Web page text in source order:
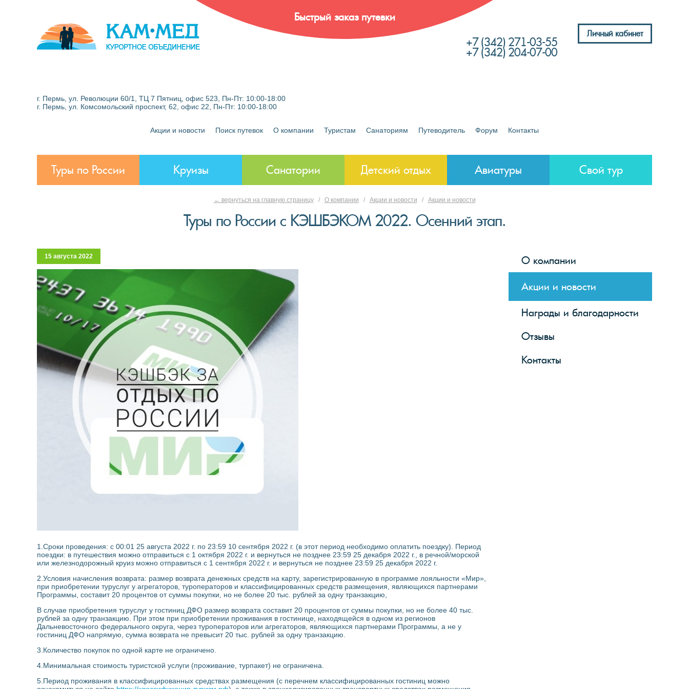
Быстрый заказ путевки
Личный кабинет
+7 (342) 271-03-55
+7 (342) 204-07-00
г. Пермь, ул. Революции 60/1, ТЦ 7 Пятниц, офис 523, Пн-Пт: 10:00-18:00
г. Пермь, ул. Комсомольский проспект, 62, офис 22, Пн-Пт: 10:00-18:00
Акции и новости Поиск путевок О компании Туристам Санаториям Путеводитель Форум Контакты
Туры по России Круизы Санатории Детский отдых Авиатуры Свой тур
← вернуться на главную страницу/ О компании / Акции и новости / Акции и новости
Туры по России с КЭШБЭКОМ 2022. Осенний этап.
О компании
Акции и новости
Награды и благодарности
Отзывы
Контакты
15 августа 2022
1.Сроки проведения: с 00:01 25 августа 2022 г. по 23:59 10 сентября 2022 г. (в этот период необходимо оплатить поездку). Период
поездки: в путешествия можно отправиться с 1 октября 2022 г. и вернуться не позднее 23:59 25 декабря 2022 г., в речной/морской
или железнодорожный круиз можно отправиться с 1 сентября 2022 г. и вернуться не позднее 23:59 25 декабря 2022 г.
2.Условия начисления возврата: размер возврата денежных средств на карту, зарегистрированную в программе лояльности «Мир»,
при приобретении туруслуг у агрегаторов, туроператоров и классифицированных средств размещения, являющихся партнерами
Программы, составит 20 процентов от суммы покупки, но не более 20 тыс. рублей за одну транзакцию,
В случае приобретения туруслуг у гостиниц ДФО размер возврата составит 20 процентов от суммы покупки, но не более 40 тыс.
рублей за одну транзакцию. При этом при приобретении проживания в гостинице, находящейся в одном из регионов
Дальневосточного федерального округа, через туроператоров или агрегаторов, являющихся партнерами Программы, а не у
гостиниц ДФО напрямую, сумма возврата не превысит 20 тыс. рублей за одну транзакцию.
3.Количество покупок по одной карте не ограничено.
4.Минимальная стоимость туристской услуги (проживание, турпакет) не ограничена.
5.Период проживания в классифицированных средствах размещения (с перечнем классифицированных гостиниц можно